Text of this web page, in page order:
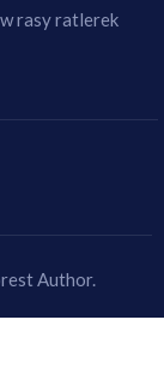
rasy ratlerek
Author.